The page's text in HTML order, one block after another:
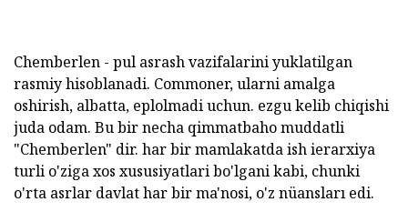
Chemberlen - pul asrash vazifalarini yuklatilgan
rasmiy hisoblanadi. Commoner, ularni amalga
oshirish, albatta, eplolmadi uchun. ezgu kelib chiqishi
juda odam. Bu bir necha qimmatbaho muddatli
"Chemberlen" dir. har bir mamlakatda ish ierarxiya
turli o'ziga xos xususiyatlari bo'lgani kabi, chunki
o'rta asrlar davlat har bir ma'nosi, o'z nüansları edi.